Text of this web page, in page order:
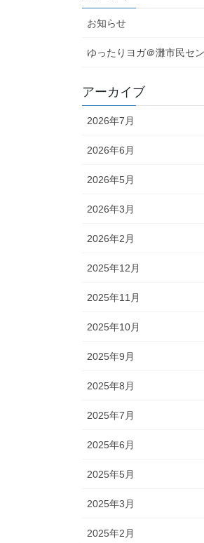
お知らせ
ゆったりヨガ＠灘市民セ
アーカイブ
2026年7月
2026年6月
2026年5月
2026年3月
2026年2月
2025年12月
2025年11月
2025年10月
2025年9月
2025年8月
2025年7月
2025年6月
2025年5月
2025年3月
2025年2月